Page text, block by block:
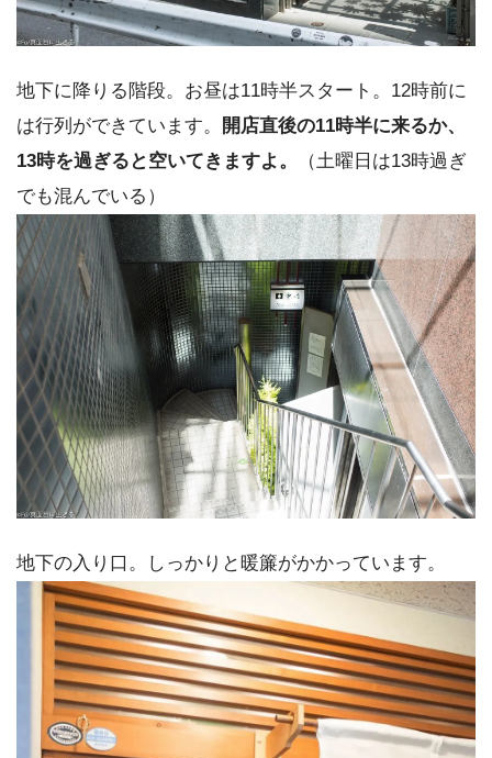
地下に降りる階段。お昼は11時半スタート。12時前に
は行列ができています。
開店直後の11時半に来るか、
13時を過ぎると空いてきますよ。
（土曜日は13時過ぎ
でも混んでいる）
地下の入り口。しっかりと暖簾がかかっています。